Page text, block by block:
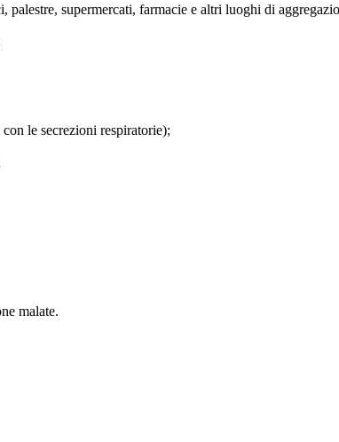
supermercati, farmacie e altri luoghi di
le secrezioni respiratorie);
malate.